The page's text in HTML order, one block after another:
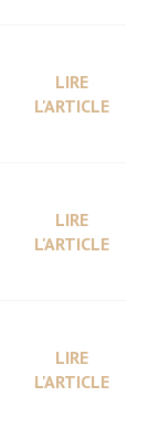
LIRE
L'ARTICLE
LIRE
L'ARTICLE
LIRE
L'ARTICLE